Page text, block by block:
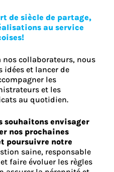
de siècle de partage,
au service
nos collaborateurs, nous
idées et lancer de
les
et les
au quotidien.
souhaitons envisager
nos prochaines
poursuivre notre
saine, responsable
faire évoluer les règles